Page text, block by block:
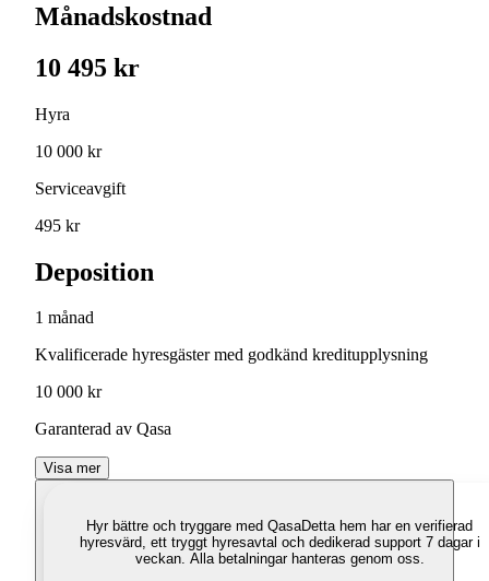
Månadskostnad
10 495 kr
Hyra
10 000 kr
Serviceavgift
495 kr
Deposition
1 månad
Kvalificerade hyresgäster med godkänd kreditupplysning
10 000 kr
Garanterad av Qasa
Visa mer
Hyr bättre och tryggare med QasaDetta hem har en verifierad
hyresvärd, ett tryggt hyresavtal och dedikerad support 7 dagar i
veckan. Alla betalningar hanteras genom oss.